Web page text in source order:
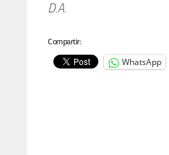
D.A.
Compartir:
WhatsApp